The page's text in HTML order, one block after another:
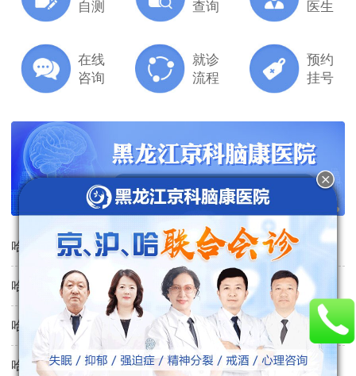
自测
查询
医生
在线
咨询
就诊
流程
预约
挂号
哈尔滨市小孩无缘无故的哭是什么原因
哈尔滨市5岁孩子智力发育迟缓的表现
哈尔滨市4岁半儿童多动症有哪些症状
哈尔滨市孩子总是吭哧鼻子怎么回事